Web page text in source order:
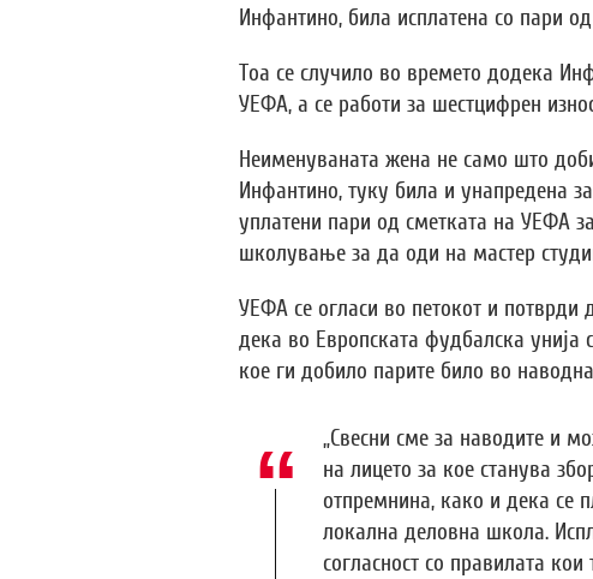
Инфантино, била исплатена со пари
Тоа се случило во времето додека
УЕФА, а се работи за шестцифрен
Неименуваната жена не само што
Инфантино, туку била и унапредена
уплатени пари од сметката на УЕФА
школување за да оди на мастер
УЕФА се огласи во петокот и потврди
дека во Европската фудбалска унија
кое ги добило парите било во
„Свесни сме за наводите и
на лицето за кое станува
отпремнина, како и дека се
локална деловна школа.
согласност со правилата